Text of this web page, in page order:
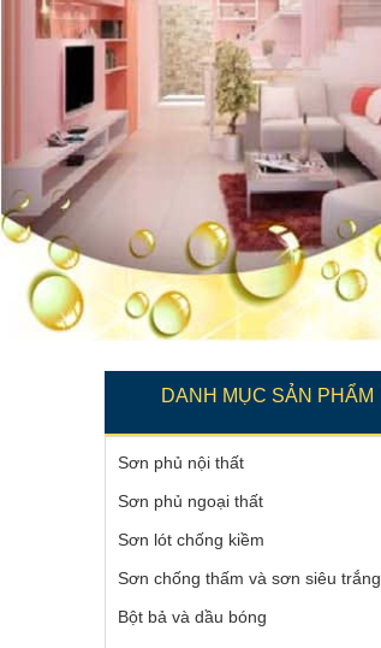
DANH MỤC SẢN PHẨM
Sơn phủ nội thất
Sơn phủ ngoại thất
Sơn lót chống kiềm
Sơn chống thấm và sơn siêu trắng
Bột bả và dầu bóng